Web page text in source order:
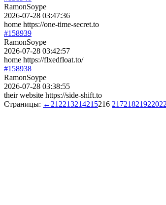
RamonSoype
2026-07-28 03:47:36
home https://one-time-secret.to
#158939
RamonSoype
2026-07-28 03:42:57
home https://flxedfloat.to/
#158938
RamonSoype
2026-07-28 03:38:55
their website https://side-shift.to
Страницы: ← 212213214215216 217218219220